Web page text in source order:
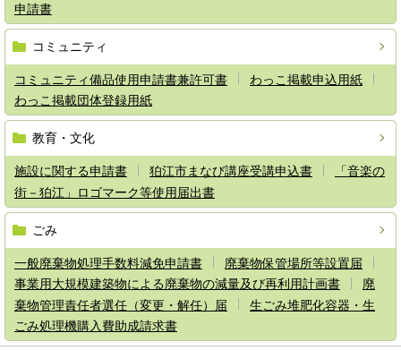
申請書
コミュニティ
コミュニティ備品使用申請書兼許可書
わっこ掲載申込用紙
わっこ掲載団体登録用紙
教育・文化
施設に関する申請書 狛江市まなび講座受講申込書
「音楽の
街－狛江」ロゴマーク等使用届出書
ごみ
一般廃棄物処理手数料減免申請書
廃棄物保管場所等設置届
事業用大規模建築物による廃棄物の減量及び再利用計画書
廃
棄物管理責任者選任（変更・解任）届
生ごみ堆肥化容器・生
ごみ処理機購入費助成請求書